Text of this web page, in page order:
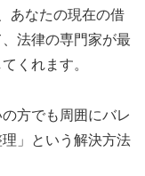
あなたの現在の借
法律の専門家が最
くれます。
方でも周囲にバレ
」という解決方法